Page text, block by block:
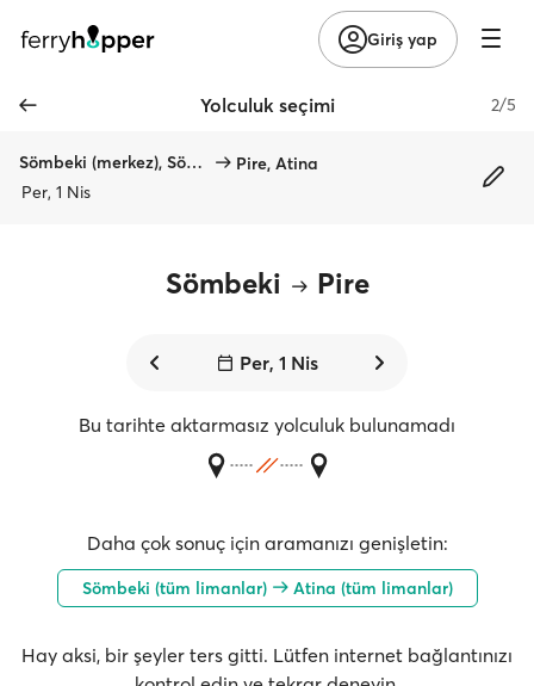
Giriş yap
Yolculuk seçimi 2/5
Sömbeki (merkez), Sömbeki
Pire, Atina
Per, 1 Nis
Sömbeki Pire
Per, 1 Nis
Bu tarihte aktarmasız yolculuk bulunamadı
Daha çok sonuç için aramanızı genişletin:
Sömbeki (tüm limanlar) Atina (tüm limanlar)
Hay aksi, bir şeyler ters gitti. Lütfen internet bağlantınızı